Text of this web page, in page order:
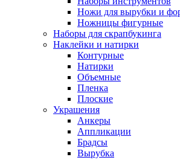
Ножи для вырубки и
Ножницы фигурные
Наборы для скрапбукинга
Наклейки и натирки
Контурные
Натирки
Объемные
Пленка
Плоские
Украшения
Анкеры
Аппликации
Брадсы
Вырубка